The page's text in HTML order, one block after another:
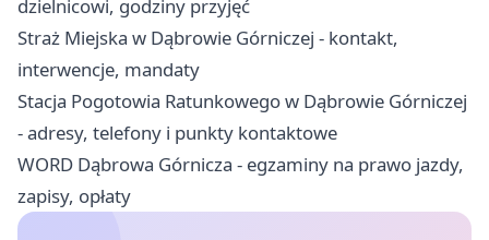
dzielnicowi, godziny przyjęć
Straż Miejska w Dąbrowie Górniczej - kontakt,
interwencje, mandaty
Stacja Pogotowia Ratunkowego w Dąbrowie Górniczej
- adresy, telefony i punkty kontaktowe
WORD Dąbrowa Górnicza - egzaminy na prawo jazdy,
zapisy, opłaty